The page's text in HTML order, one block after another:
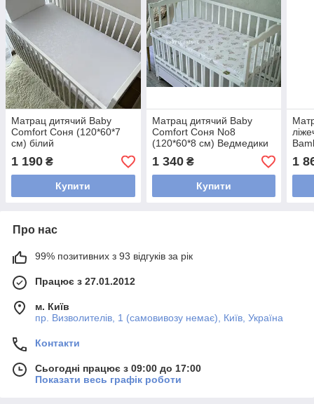
Матрац дитячий Baby
Comfort Соня (120*60*7
см) білий
1 190 ₴
Купити
Матрац дитячий Baby
Comfort Соня No8
(120*60*8 см) Ведмедики
бежеві
1 340₴
Купити
1
Про нас
99% позитивних з 93 відгуків за рік
Працює з 27.01.2012
м. Київ
пр. Визволителів, 1 (самовивозу немає), Київ, Україна
Контакти
Сьогодні працює з 09:00 до 17:00
Показати весь графік роботи